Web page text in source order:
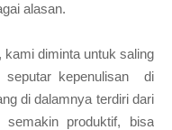
alasan.
diminta untuk saling
seputar kepenulisan di
di dalamnya terdiri dari
produktif, bisa